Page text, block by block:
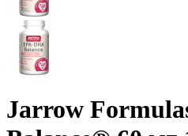
Jarrow